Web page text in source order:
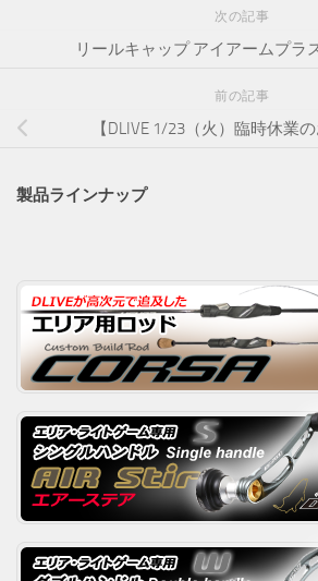
次の記事
リールキャップ アイアームプラ
前の記事
【DLIVE 1/23（火）臨時休業の
製品ラインナップ